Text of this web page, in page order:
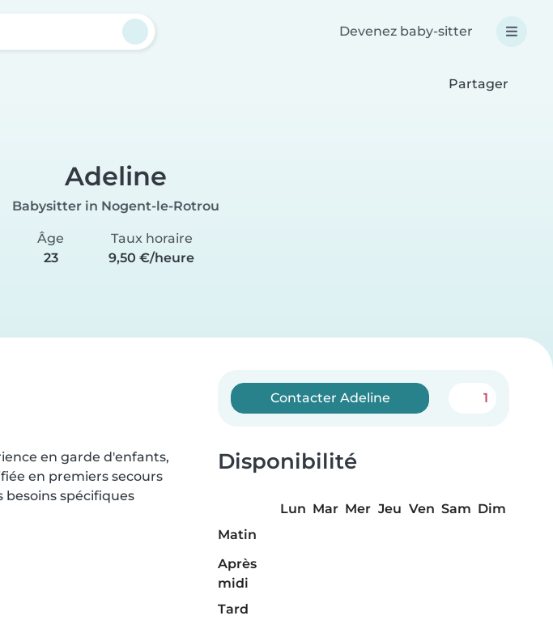
Devenez baby-sitter
Partager
Adeline
Babysitter in Nogent-le-Rotrou
Âge
23
Taux horaire
9,50 €/heure
en garde d'enfants,
en premiers secours
besoins spécifiques
Contacter Adeline 1
Disponibilité
Lun Mar Mer Jeu Ven Sam Dim
Matin
Après
midi
Tard